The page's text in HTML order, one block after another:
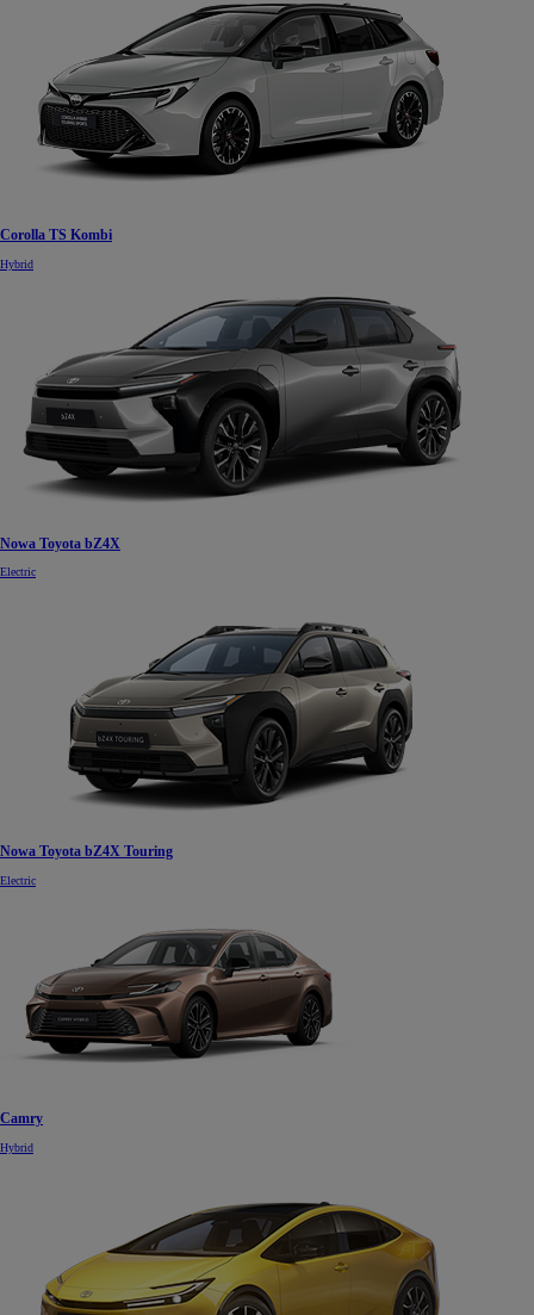
Corolla TS Kombi
Hybrid
Nowa Toyota bZ4X
Electric
Nowa Toyota bZ4X Touring
Electric
Camry
Hybrid